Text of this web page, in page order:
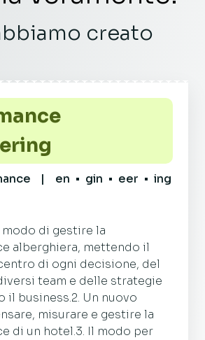
creato
| en • gin • eer • ing
modo di gestire la
alberghiera, mettendo il
di ogni decisione, del
team e delle strategie
il business.2. Un nuovo
misurare e gestire la
di un hotel.3. Il modo per